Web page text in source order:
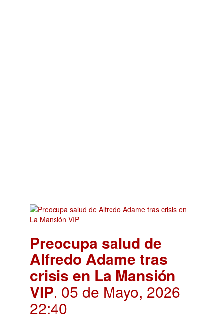
Preocupa salud de
Alfredo Adame tras
crisis en La Mansión
VIP. 05 de Mayo, 2026
22:40